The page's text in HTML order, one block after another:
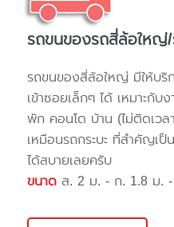
รถขนของรถสี่ล้อใหญ่
รถขนของสี่ล้อใหญ่ มีให้บริ
เข้าซอยเล็กๆ ได้ เหมาะกั
พัก คอนโด บ้าน (ไม่ติดเว
เหมือนรถกระบะ ที่สำคัญเ
ได้สบายเลยครับ
ขนาด ส. 2 ม. - ก. 1.8 ม.